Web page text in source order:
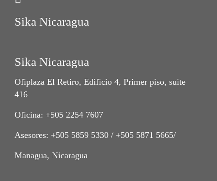
Sika Nicaragua
Sika Nicaragua
Ofiplaza El Retiro, Edificio 4, Primer piso, suite
416
Oficina: +505 2254 7607
Asesores: +505 5859 5330 / +505 5871 5665/
Managua, Nicaragua